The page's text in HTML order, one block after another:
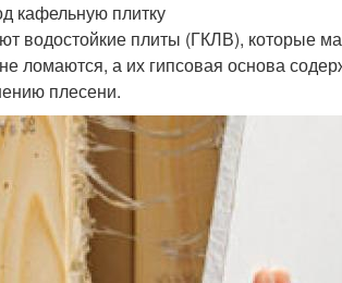
кафельную плитку
водостойкие плиты (ГКЛВ), которые
ломаются, а их гипсовая основа
плесени.